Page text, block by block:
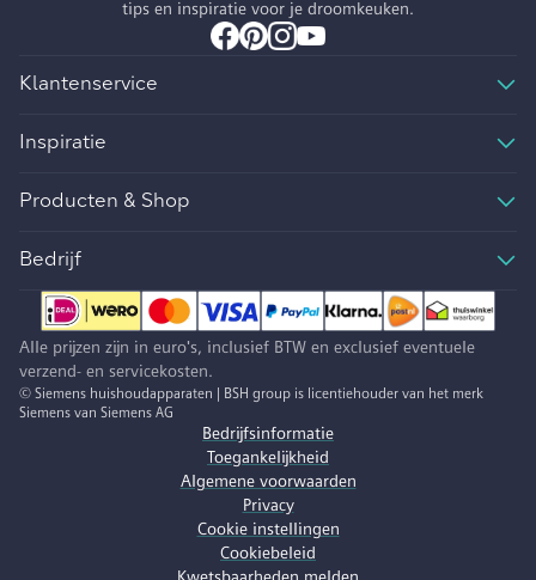
tips en inspiratie voor je droomkeuken.
Klantenservice
Inspiratie
Producten & Shop
Bedrijf
Alle prijzen zijn in euro's, inclusief BTW en exclusief eventuele
verzend- en servicekosten.
© Siemens huishoudapparaten | BSH group is licentiehouder van het merk
Siemens van Siemens AG
Bedrijfsinformatie
Toegankelijkheid
Algemene voorwaarden
Privacy
Cookie instellingen
Cookiebeleid